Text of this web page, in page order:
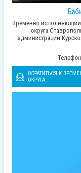
Временно исполняющий
округа
администрации
ОБРАТИТЬСЯ К
ОКРУГА